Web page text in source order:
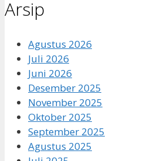
Arsip
Agustus 2026
Juli 2026
Juni 2026
Desember 2025
November 2025
Oktober 2025
September 2025
Agustus 2025